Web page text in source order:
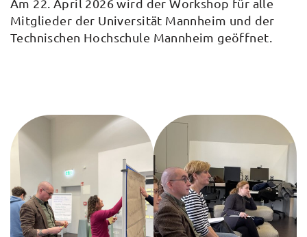
Am 22. April 2026 wird der Workshop für alle
Mitglieder der Universität Mannheim und der
Technischen Hochschule Mannheim geöffnet.